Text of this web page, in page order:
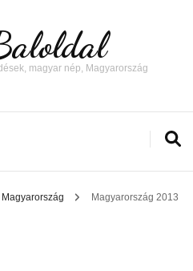
magyar nép, Magyarország
Magyarország Magyarország 2013